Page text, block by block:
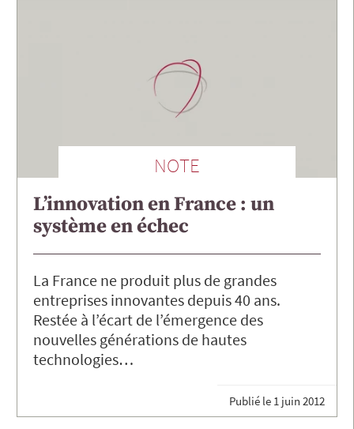
NOTE
L’innovation en France : un
système en échec
La France ne produit plus de grandes
entreprises innovantes depuis 40 ans.
Restée à l’écart de l’émergence des
nouvelles générations de hautes
technologies…
Publié le 1 juin 2012